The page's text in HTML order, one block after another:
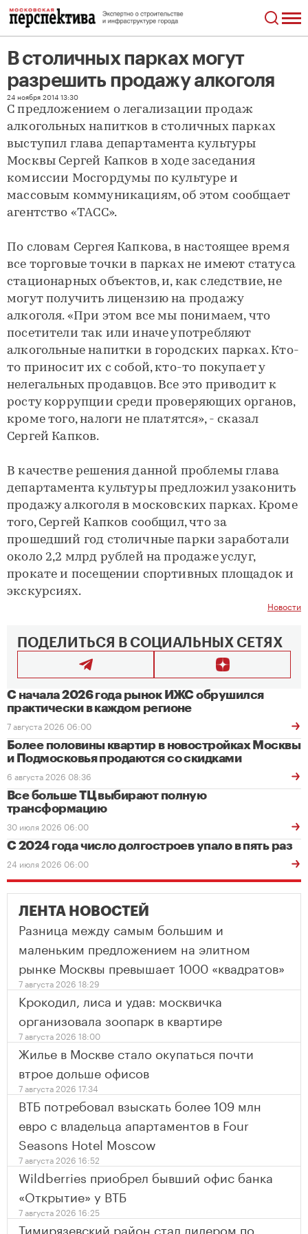
В столичных парках могут
разрешить продажу алкоголя
24 ноября 2014 13:30
С предложением о легализации продаж
алкогольных напитков в столичных парках
выступил глава департамента культуры
Москвы Сергей Капков в ходе заседания
комиссии Мосгордумы по культуре и
массовым коммуникациям, об этом сообщает
агентство «ТАСС».
По словам Сергея Капкова, в настоящее время
все торговые точки в парках не имеют статуса
стационарных объектов, и, как следствие, не
могут получить лицензию на продажу
алкоголя. «При этом все мы понимаем, что
посетители так или иначе употребляют
алкогольные напитки в городских парках. Кто-
то приносит их с собой, кто-то покупает у
нелегальных продавцов. Все это приводит к
росту коррупции среди проверяющих органов,
кроме того, налоги не платятся», - сказал
Сергей Капков.
В качестве решения данной проблемы глава
департамента культуры предложил узаконить
продажу алкоголя в московских парках. Кроме
того, Сергей Капков сообщил, что за
прошедший год столичные парки заработали
около 2,2 млрд рублей на продаже услуг,
прокате и посещении спортивных площадок и
экскурсиях.
Новости
ПОДЕЛИТЬСЯ В СОЦИАЛЬНЫХ СЕТЯХ
С начала 2026 года рынок ИЖС обрушился
практически в каждом регионе
7 августа 2026 06:00
Более половины квартир в новостройках Москвы
и Подмосковья продаются со скидками
6 августа 2026 08:36
Все больше ТЦ выбирают полную
трансформацию
30 июля 2026 06:00
С 2024 года число долгостроев упало в пять раз
24 июля 2026 06:00
ЛЕНТА НОВОСТЕЙ
Разница между самым большим и
маленьким предложением на элитном
рынке Москвы превышает 1000 «квадратов»
7 августа 2026 18:29
Крокодил, лиса и удав: москвичка
организовала зоопарк в квартире
7 августа 2026 18:00
Жилье в Москве стало окупаться почти
втрое дольше офисов
7 августа 2026 17:34
ВТБ потребовал взыскать более 109 млн
евро с владельца апартаментов в Four
Seasons Hotel Moscow
7 августа 2026 16:52
Wildberries приобрел бывший офис банка
«Открытие» у ВТБ
7 августа 2026 16:25
Тимирязевский район стал лидером по